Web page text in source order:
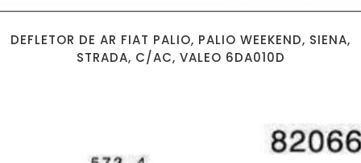
DEFLETOR DE AR FIAT PALIO, PALIO WEEKEND, SIENA,
STRADA, C/AC, VALEO 6DA010D